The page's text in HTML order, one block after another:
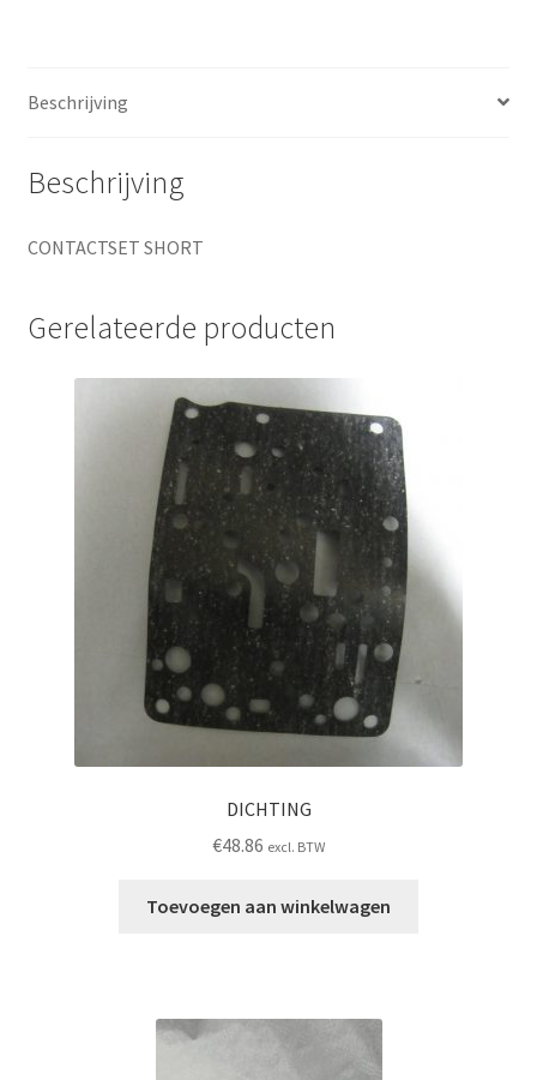
Beschrijving
Beschrijving
CONTACTSET SHORT
Gerelateerde producten
DICHTING
€48.86 excl. BTW
Toevoegen aan winkelwagen